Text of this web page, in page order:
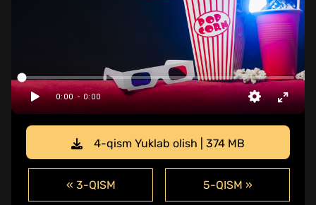
4-qism Yuklab olish | 374 MB
« 3-QISM 5-QISM »